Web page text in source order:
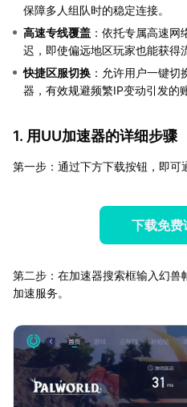
保障多人组队时的稳定连接。
高速专线覆盖 ：依托专属高速
迟，即使偏远地区玩家也能获得
快捷区服切换 ：允许用户一键
器，有效规避频繁IP变动引发的
1. 用UU加速器的详细步骤
第一步：通过下方下载按钮，即可
下载免费
第二步：在加速器搜索框输入幻
加速服务。